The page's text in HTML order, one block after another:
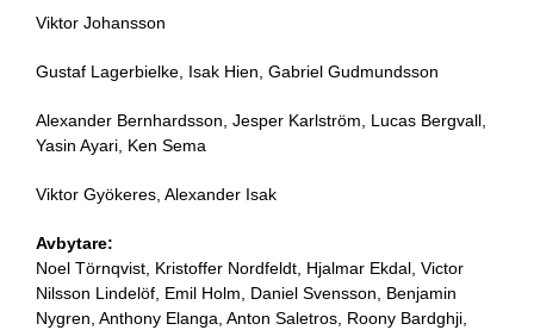
Viktor Johansson
Gustaf Lagerbielke, Isak Hien, Gabriel Gudmundsson
Alexander Bernhardsson, Jesper Karlström, Lucas Bergvall,
Yasin Ayari, Ken Sema
Viktor Gyökeres, Alexander Isak
Avbytare:
Noel Törnqvist, Kristoffer Nordfeldt, Hjalmar Ekdal, Victor
Nilsson Lindelöf, Emil Holm, Daniel Svensson, Benjamin
Nygren, Anthony Elanga, Anton Saletros, Roony Bardghji,